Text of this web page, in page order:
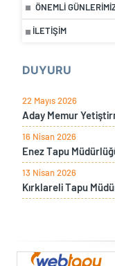
ÖNEMLI
İLETIŞIM
DUYURU
22 Mayıs 2026
Aday Memur
16 Nisan 2026
13 Nisan 2026
Kırklareli Tapu